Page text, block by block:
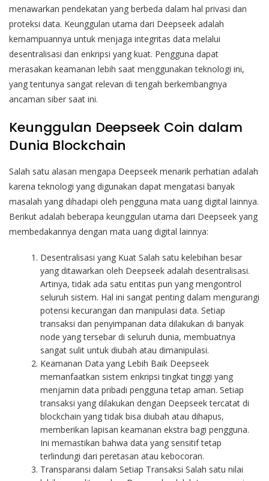
menawarkan pendekatan yang berbeda dalam hal privasi dan
proteksi data. Keunggulan utama dari Deepseek adalah
kemampuannya untuk menjaga integritas data melalui
desentralisasi dan enkripsi yang kuat. Pengguna dapat
merasakan keamanan lebih saat menggunakan teknologi ini,
yang tentunya sangat relevan di tengah berkembangnya
ancaman siber saat ini.
Keunggulan Deepseek Coin dalam
Dunia Blockchain
Salah satu alasan mengapa Deepseek menarik perhatian adalah
karena teknologi yang digunakan dapat mengatasi banyak
masalah yang dihadapi oleh pengguna mata uang digital lainnya.
Berikut adalah beberapa keunggulan utama dari Deepseek yang
membedakannya dengan mata uang digital lainnya:
Desentralisasi yang Kuat Salah satu kelebihan besar
yang ditawarkan oleh Deepseek adalah desentralisasi.
Artinya, tidak ada satu entitas pun yang mengontrol
seluruh sistem. Hal ini sangat penting dalam mengurangi
potensi kecurangan dan manipulasi data. Setiap
transaksi dan penyimpanan data dilakukan di banyak
node yang tersebar di seluruh dunia, membuatnya
sangat sulit untuk diubah atau dimanipulasi.
Keamanan Data yang Lebih Baik Deepseek
memanfaatkan sistem enkripsi tingkat tinggi yang
menjamin data pribadi pengguna tetap aman. Setiap
transaksi yang dilakukan dengan Deepseek tercatat di
blockchain yang tidak bisa diubah atau dihapus,
memberikan lapisan keamanan ekstra bagi pengguna.
Ini memastikan bahwa data yang sensitif tetap
terlindungi dari peretasan atau kebocoran.
Transparansi dalam Setiap Transaksi Salah satu nilai